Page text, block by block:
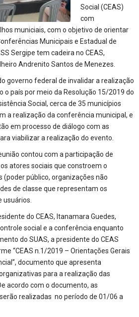
Social (CEAS)
com
municiais, com o objetivo de orientar
Municipais e Estadual de
Sergipe tem cadeira no CEAS,
Andrenito Santos de Menezes.
governo federal de invalidar a realização
o país por meio da Resolução 15/2019 do
Social, cerca de 35 municípios
a realização da conferência municipal, e
em processo de diálogo com as
viabilizar a realização do evento.
contou com a participação de
atores sociais que constroem o
(poder público, organizações não
de classe que representam os
usuários.
do CEAS, Itanamara Guedes,
social e a conferência enquanto
do SUAS, a presidente do CEAS
“CEAS n.1/2019 – Orientações Gerais
documento que apresenta
para a realização das
acordo com o documento, as
realizadas no período de 01/06 a